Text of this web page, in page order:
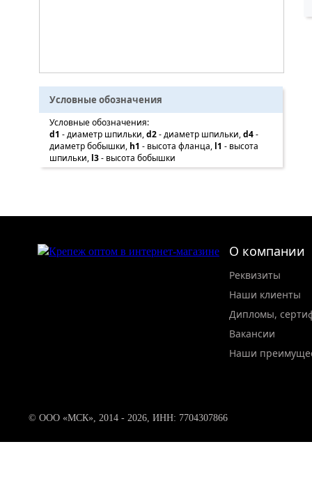
Условные обозначения
Условные обозначения:
d1 - диаметр шпильки,d2- диаметр шпильки,d4-
диаметр бобышки, h1 - высота фланца, l1 - высота
шпильки, l3- высота бобышки
О компании
Реквизиты
Наши клиенты
Дипломы,
Вакансии
Наши
© ООО «МСК», 2014 - 2026, ИНН: 7704307866